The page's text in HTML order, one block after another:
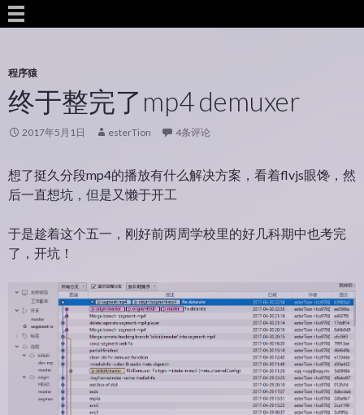
程序猿
终于整完了mp4 demuxer
2017年5月1日 esterTion 4条评论
想了挺久分段mp4的播放有什么解决方案，看着flvjs眼馋，然
后一直想坑，但是又懒于开工
于是趁着这个五一，刚好前两周学校里的好几科期中也考完
了，开坑！